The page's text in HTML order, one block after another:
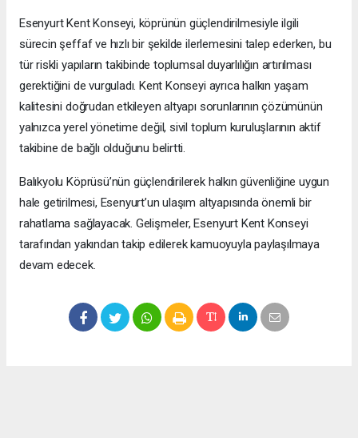
Esenyurt Kent Konseyi, köprünün güçlendirilmesiyle ilgili
sürecin şeffaf ve hızlı bir şekilde ilerlemesini talep ederken, bu
tür riskli yapıların takibinde toplumsal duyarlılığın artırılması
gerektiğini de vurguladı. Kent Konseyi ayrıca halkın yaşam
kalitesini doğrudan etkileyen altyapı sorunlarının çözümünün
yalnızca yerel yönetime değil, sivil toplum kuruluşlarının aktif
takibine de bağlı olduğunu belirtti.
Balıkyolu Köprüsü’nün güçlendirilerek halkın güvenliğine uygun
hale getirilmesi, Esenyurt’un ulaşım altyapısında önemli bir
rahatlama sağlayacak. Gelişmeler, Esenyurt Kent Konseyi
tarafından yakından takip edilerek kamuoyuyla paylaşılmaya
devam edecek.